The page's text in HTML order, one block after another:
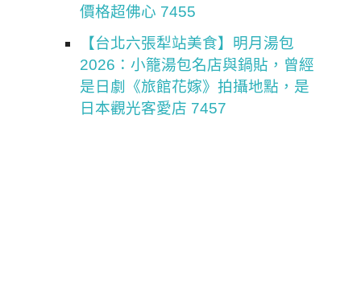
價格超佛心 7455
【台北六張犁站美食】明月湯包
2026：小籠湯包名店與鍋貼，曾經
是日劇《旅館花嫁》拍攝地點，是
日本觀光客愛店 7457